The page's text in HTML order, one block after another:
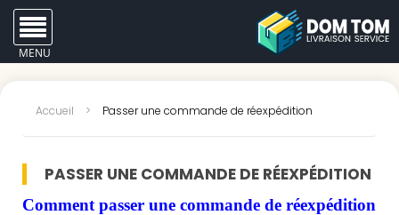
MENU
Accueil > Passer une commande de réexpédition
PASSER UNE COMMANDE DE RÉEXPÉDITION
Comment passer une commande de réexpédition